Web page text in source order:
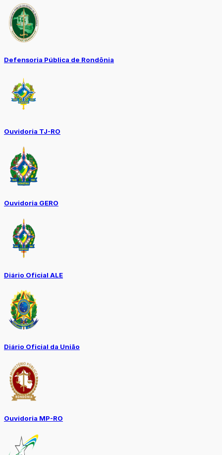
Defensoria Pública de Rondônia
Ouvidoria TJ-RO
Ouvidoria GERO
Diário Oficial ALE
Diário Oficial da União
Ouvidoria MP-RO